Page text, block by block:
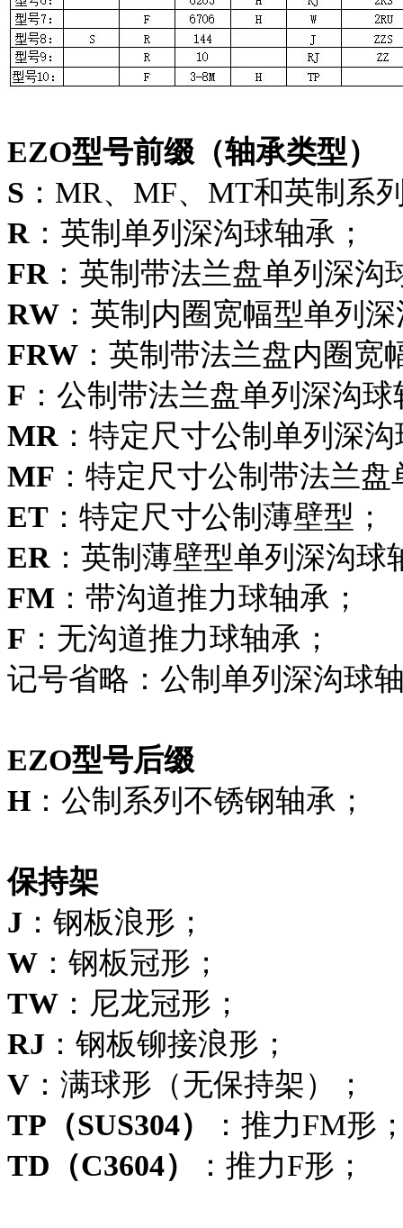
EZO型号前缀（轴承类型）
S ：MR、MF、MT和英制系
R ：英制单列深沟球轴承；
FR ：英制带法兰盘单列深沟
RW ：英制内圈宽幅型单列
FRW ：英制带法兰盘内圈
F ：公制带法兰盘单列深沟
MR ：特定尺寸公制单列深
MF ：特定尺寸公制带法兰
ET ：特定尺寸公制薄壁型；
ER ：英制薄壁型单列深沟球
FM ：带沟道推力球轴承；
F ：无沟道推力球轴承；
记号省略：公制单列深沟球
EZO型号后缀
H ：公制系列不锈钢轴承；
保持架
J ：钢板浪形；
W ：钢板冠形；
TW ：尼龙冠形；
RJ ：钢板铆接浪形；
V ：满球形（无保持架）；
TP（SUS304）
：推力FM形
TD（C3604）
：推力F形；